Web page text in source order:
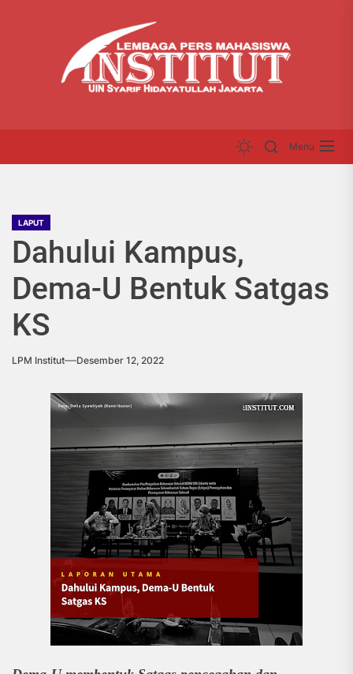
Menu
LAPUT
Dahului Kampus,
Dema-U Bentuk Satgas
KS
LPM Institut Desember 12, 2022